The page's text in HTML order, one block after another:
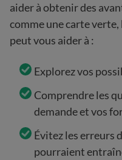
aider à obtenir des
comme une carte verte,
peut vous aider à :
Explorez vos
Comprendre les
demande et vos
Évitez les erreurs
pourraient